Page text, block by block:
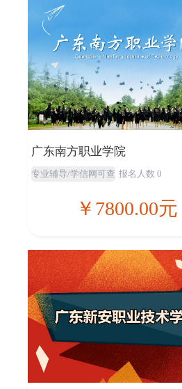
广东南方职业学院
专业辅导/学信网可查 报名人数 0
￥7800.00元